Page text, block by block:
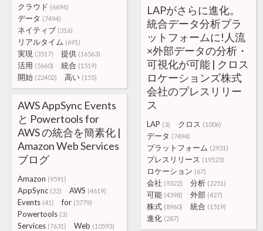
クラウド (6696)
データ (7494)
ネイティブ (316)
リアルタイム (691)
実現 (3517) 提供 (16563)
活用 (5660) 統合 (1519)
開始 (22402) 高い (155)
LAPがさらに進化。
統合データ分析プラ
ットフォームに!人流
×外部データの分析・
可視化が可能 | クロス
ロケーションズ株式
会社のプレスリリー
ス
LAP (3) クロス (1006)
データ (7494)
プラットフォーム (2931)
プレスリリース (19523)
ロケーション (67)
会社 (9322) 分析 (2251)
可能 (4398) 外部 (427)
株式 (8960) 統合 (1519)
進化 (287)
AWS AppSync Events
と Powertools for
AWS の統合を簡素化 |
Amazon Web Services
ブログ
Amazon (9591)
AppSync (22) AWS (4619)
Events (41) for (5779)
Powertools (3)
Services (7631) Web (10593)